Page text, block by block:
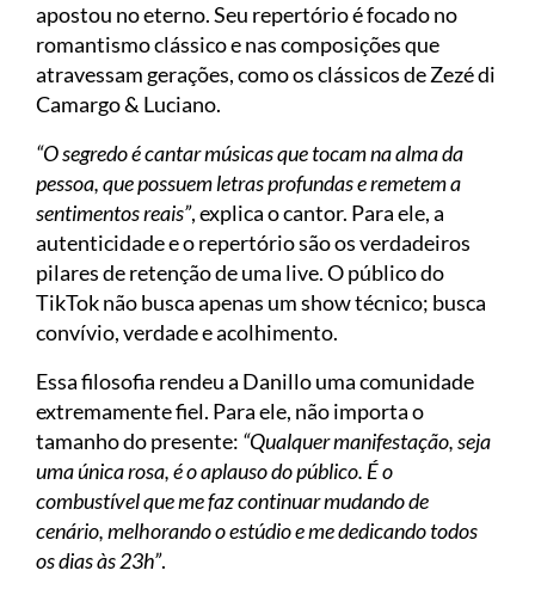
apostou no eterno. Seu repertório é focado no
romantismo clássico e nas composições que
atravessam gerações, como os clássicos de Zezé di
Camargo & Luciano.
“O segredo é cantar músicas que tocam na alma da
pessoa, que possuem letras profundas e remetem a
sentimentos reais”, explica o cantor. Para ele, a
autenticidade e o repertório são os verdadeiros
pilares de retenção de uma live. O público do
TikTok não busca apenas um show técnico; busca
convívio, verdade e acolhimento.
Essa filosofia rendeu a Danillo uma comunidade
extremamente fiel. Para ele, não importa o
tamanho do presente: “Qualquer manifestação, seja
uma única rosa, é o aplauso do público. É o
combustível que me faz continuar mudando de
cenário, melhorando o estúdio e me dedicando todos
os dias às 23h”.